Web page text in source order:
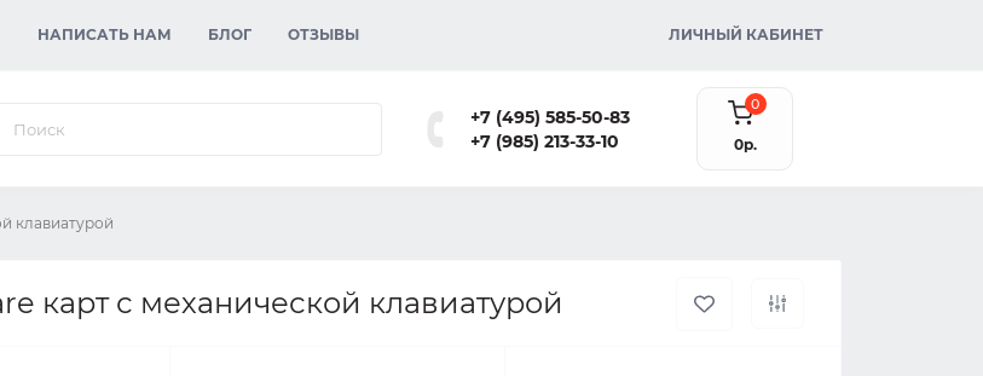
НАПИСАТЬ НАМ БЛОГ ОТЗЫВЫ ЛИЧНЫЙ КАБИНЕТ
+7 (495) 585-50-83
+7 (985) 213-33-10
0
0р.
клавиатурой
карт с механической клавиатурой